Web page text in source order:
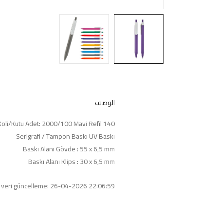
الوصف
140 x Ø10 mm Koli/Kutu Adet: 2000/100 Mavi Refil
Serigrafi / Tampon Baskı UV Baskı
Baskı Alanı Gövde : 55 x 6,5 mm
Baskı Alanı Klips : 30 x 6,5 mm
güncelleme: 26-04-2026 22:06:59